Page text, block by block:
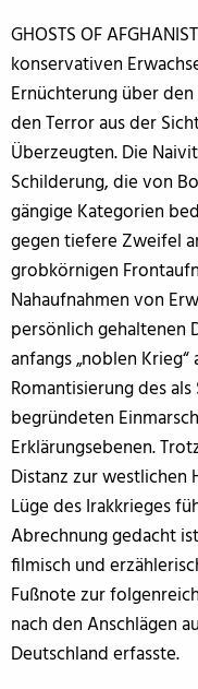
GHOSTS OF
konservativen
Ernüchterung über
den Terror aus der
Überzeugten. Die
Schilderung, die von
gängige Kategorien
gegen tiefere Zweifel
grobkörnigen
Nahaufnahmen von
persönlich gehaltenen
anfangs „noblen
Romantisierung des
begründeten
Erklärungsebenen.
Distanz zur westlichen
Lüge des Irakkrieges
Abrechnung gedacht ist
filmisch und
Fußnote zur
nach den Anschlägen
Deutschland erfasste.